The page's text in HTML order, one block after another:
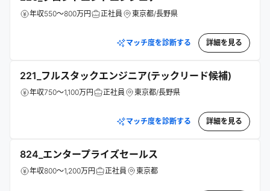
年収550～800万円 正社員 東京都/長野県
マッチ度を診断する 詳細を見る
221_フルスタックエンジニア(テックリード候補)
年収750～1,100万円 正社員 東京都/長野県
マッチ度を診断する 詳細を見る
824_エンタープライズセールス
年収800～1,200万円 正社員 東京都